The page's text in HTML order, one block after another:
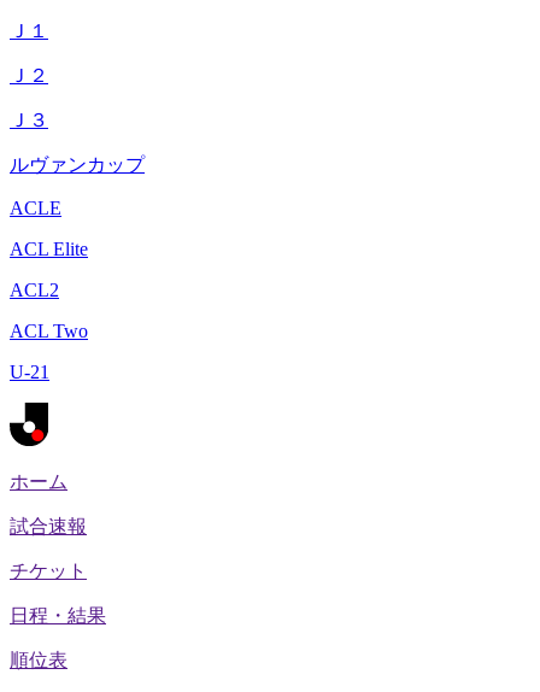
Ｊ１
Ｊ２
Ｊ３
ルヴァンカップ
ACLE
ACL Elite
ACL2
ACL Two
U-21
ホーム
試合速報
チケット
日程・結果
順位表